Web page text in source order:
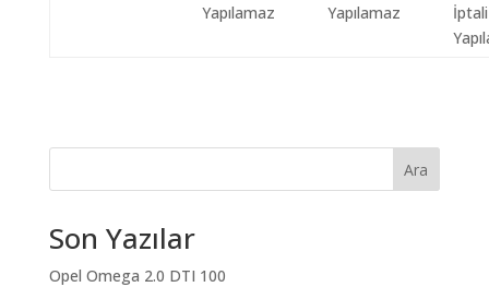
Yapılamaz
Yapılamaz
İptali
Ara
Son Yazılar
Opel Omega 2.0 DTI 100